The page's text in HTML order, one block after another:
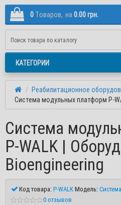
0 Tоваров, на 0.00 грн.
КАТЕГОРИИ
Реабилитационное
Система модульных платформ P-
Система
P-WALK |
Bioengineering
Код товара:P-WALKМодель:
0 отзывов